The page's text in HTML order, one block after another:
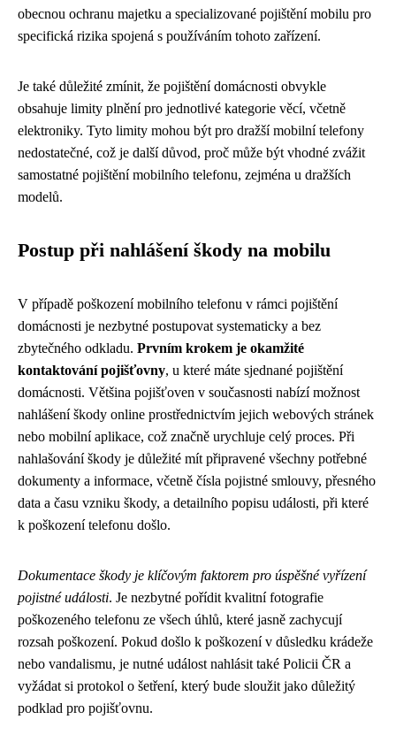
obecnou ochranu majetku a specializované pojištění mobilu pro
specifická rizika spojená s používáním tohoto zařízení.
Je také důležité zmínit, že pojištění domácnosti obvykle
obsahuje limity plnění pro jednotlivé kategorie věcí, včetně
elektroniky. Tyto limity mohou být pro dražší mobilní telefony
nedostatečné, což je další důvod, proč může být vhodné zvážit
samostatné pojištění mobilního telefonu, zejména u dražších
modelů.
Postup při nahlášení škody na mobilu
V případě poškození mobilního telefonu v rámci pojištění
domácnosti je nezbytné postupovat systematicky a bez
zbytečného odkladu. Prvním krokem je okamžité
kontaktování pojišťovny, u které máte sjednané pojištění
domácnosti. Většina pojišťoven v současnosti nabízí možnost
nahlášení škody online prostřednictvím jejich webových stránek
nebo mobilní aplikace, což značně urychluje celý proces. Při
nahlašování škody je důležité mít připravené všechny potřebné
dokumenty a informace, včetně čísla pojistné smlouvy, přesného
data a času vzniku škody, a detailního popisu události, při které
k poškození telefonu došlo.
Dokumentace škody je klíčovým faktorem pro úspěšné vyřízení
pojistné události. Je nezbytné pořídit kvalitní fotografie
poškozeného telefonu ze všech úhlů, které jasně zachycují
rozsah poškození. Pokud došlo k poškození v důsledku krádeže
nebo vandalismu, je nutné událost nahlásit také Policii ČR a
vyžádat si protokol o šetření, který bude sloužit jako důležitý
podklad pro pojišťovnu.